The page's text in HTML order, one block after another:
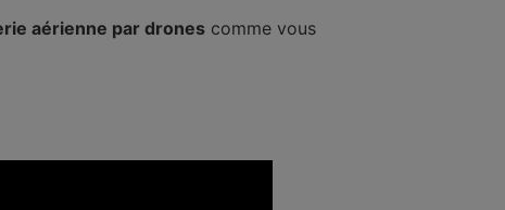
aérienne par drones comme vous